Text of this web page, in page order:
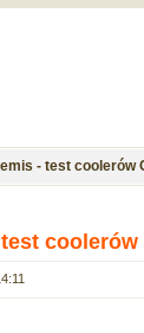
- test coolerów
coolerów